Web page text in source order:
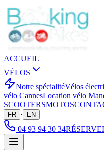
ACCUEIL
VÉLOS
Notre spécialitéVélos
vélo CannesLocation vélo
SCOOTERSMOTOS
FR · EN
04 93 94 30 34